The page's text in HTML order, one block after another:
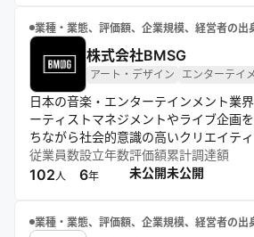
業種・業態、評価額、企業規模、経営者の出
株式会社BMSG
アート・デザイン エンターテイ
日本の音楽・エンターテインメント業
ーティストマネジメントやライブ企画
ちながら社会的意識の高いクリエイテ
の信頼関係を重視し、多様性を尊重。常
精神で、質の高いコンテンツやグッズを
従業員数
102 人
設立年数
6年
評価額
未公開
累計調達額
未公開
業種・業態、評価額、企業規模、経営者の出